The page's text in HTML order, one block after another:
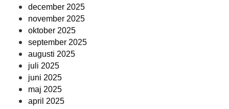
december 2025
november 2025
oktober 2025
september 2025
augusti 2025
juli 2025
juni 2025
maj 2025
april 2025